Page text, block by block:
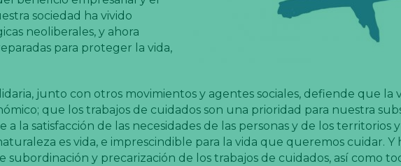
sociedad ha vivido
neoliberales, y ahora
para proteger la vida,
junto con otros movimientos y agentes sociales, defiende que la
que los trabajos de cuidados son una prioridad para nuestra
la satisfacción de las necesidades de las personas y de los territorios
es vida, e imprescindible para la vida que queremos cuidar. Y
subordinación y precarización de los trabajos de cuidados, así como